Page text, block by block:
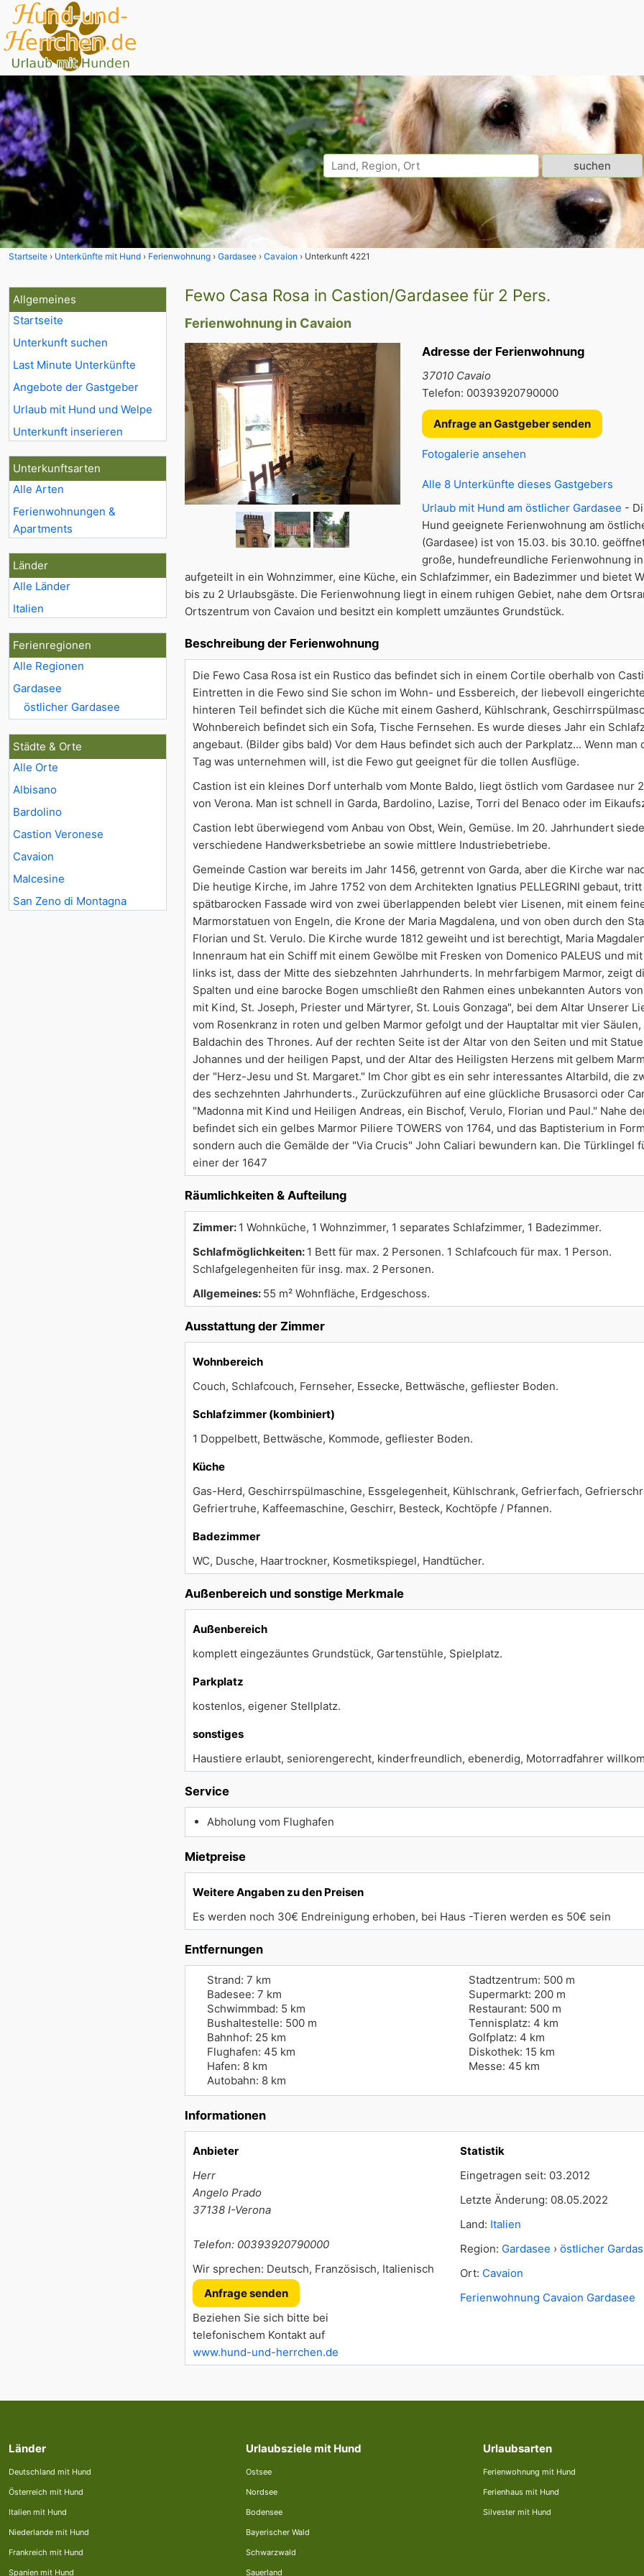
Startseite Unterkünfte mit Hund Ferienwohnung Gardasee Cavaion Unterkunft 4221
Allgemeines
Startseite
Unterkunft suchen
Last Minute Unterkünfte
Angebote der Gastgeber
Urlaub mit Hund und Welpe
Unterkunft inserieren
Unterkunftsarten
Alle Arten
Ferienwohnungen &
Apartments
Länder
Alle Länder
Italien
Ferienregionen
Alle Regionen
Gardasee
östlicher Gardasee
Städte & Orte
Alle Orte
Albisano
Bardolino
Castion Veronese
Cavaion
Malcesine
San Zeno di Montagna
Fewo Casa Rosa in Castion/Gardasee für 2 Pers.
Ferienwohnung in Cavaion
Adresse der Ferienwohnung
37010 Cavaio
Telefon: 00393920790000
Anfrage an Gastgeber senden
Fotogalerie ansehen
Alle 8 Unterkünfte dieses Gastgebers
Urlaub mit Hund am östlicher Gardasee -
Hund geeignete Ferienwohnung am
(Gardasee) ist von 15.03. bis 30.10.
große, hundefreundliche Ferienwohnung
aufgeteilt in ein Wohnzimmer, eine Küche, ein Schlafzimmer, ein Badezimmer und bietet
bis zu 2 Urlaubsgäste. Die Ferienwohnung liegt in einem ruhigen Gebiet, nahe dem
Ortszentrum von Cavaion und besitzt ein komplett umzäuntes Grundstück.
Beschreibung der Ferienwohnung
Die Fewo Casa Rosa ist ein Rustico das befindet sich in einem Cortile oberhalb von
Eintretten in die Fewo sind Sie schon im Wohn- und Essbereich, der liebevoll
hinteren Teil befindet sich die Küche mit einem Gasherd, Kühlschrank,
Wohnbereich befindet sich ein Sofa, Tische Fernsehen. Es wurde dieses Jahr ein
angebaut. (Bilder gibs bald) Vor dem Haus befindet sich auch der Parkplatz... Wenn man
Tag was unternehmen will, ist die Fewo gut geeignet für die tollen Ausflüge.
Castion ist ein kleines Dorf unterhalb vom Monte Baldo, liegt östlich vom Gardasee nur
von Verona. Man ist schnell in Garda, Bardolino, Lazise, Torri del Benaco oder im
Castion lebt überwiegend vom Anbau von Obst, Wein, Gemüse. Im 20. Jahrhundert
verschiedene Handwerksbetriebe an sowie mittlere Industriebetriebe.
Gemeinde Castion war bereits im Jahr 1456, getrennt von Garda, aber die Kirche war
Die heutige Kirche, im Jahre 1752 von dem Architekten Ignatius PELLEGRINI gebaut,
spätbarocken Fassade wird von zwei überlappenden belebt vier Lisenen, mit einem
Marmorstatuen von Engeln, die Krone der Maria Magdalena, und von oben durch den
Florian und St. Verulo. Die Kirche wurde 1812 geweiht und ist berechtigt, Maria
Innenraum hat ein Schiff mit einem Gewölbe mit Fresken von Domenico PALEUS und
links ist, dass der Mitte des siebzehnten Jahrhunderts. In mehrfarbigem Marmor, zeigt
Spalten und eine barocke Bogen umschließt den Rahmen eines unbekannten Autors
mit Kind, St. Joseph, Priester und Märtyrer, St. Louis Gonzaga", bei dem Altar Unserer
vom Rosenkranz in roten und gelben Marmor gefolgt und der Hauptaltar mit vier
Baldachin des Thrones. Auf der rechten Seite ist der Altar von den Seiten und mit
Johannes und der heiligen Papst, und der Altar des Heiligsten Herzens mit gelbem
der "Herz-Jesu und St. Margaret." Im Chor gibt es ein sehr interessantes Altarbild, die
des sechzehnten Jahrhunderts., Zurückzuführen auf eine glückliche Brusasorci oder
"Madonna mit Kind und Heiligen Andreas, ein Bischof, Verulo, Florian und Paul." Nahe
befindet sich ein gelbes Marmor Piliere TOWERS von 1764, und das Baptisterium in
sondern auch die Gemälde der "Via Crucis" John Caliari bewundern kan. Die Türklingel
einer der 1647
Räumlichkeiten & Aufteilung
Zimmer: 1 Wohnküche, 1 Wohnzimmer, 1 separates Schlafzimmer, 1 Badezimmer.
Schlafmöglichkeiten: 1 Bett für max. 2 Personen. 1 Schlafcouch für max. 1 Person.
Schlafgelegenheiten für insg. max. 2 Personen.
Allgemeines: 55 m² Wohnfläche, Erdgeschoss.
Ausstattung der Zimmer
Wohnbereich
Couch, Schlafcouch, Fernseher, Essecke, Bettwäsche, gefliester Boden.
Schlafzimmer (kombiniert)
1 Doppelbett, Bettwäsche, Kommode, gefliester Boden.
Küche
Gas-Herd, Geschirrspülmaschine, Essgelegenheit, Kühlschrank, Gefrierfach,
Gefriertruhe, Kaffeemaschine, Geschirr, Besteck, Kochtöpfe / Pfannen.
Badezimmer
WC, Dusche, Haartrockner, Kosmetikspiegel, Handtücher.
Außenbereich und sonstige Merkmale
Außenbereich
komplett eingezäuntes Grundstück, Gartenstühle, Spielplatz.
Parkplatz
kostenlos, eigener Stellplatz.
sonstiges
Haustiere erlaubt, seniorengerecht, kinderfreundlich, ebenerdig, Motorradfahrer
Service
Abholung vom Flughafen
Mietpreise
Weitere Angaben zu den Preisen
Es werden noch 30€ Endreinigung erhoben, bei Haus -Tieren werden es 50€ sein
Entfernungen
Strand: 7 km
Badesee: 7 km
Schwimmbad: 5 km
Bushaltestelle: 500 m
Bahnhof: 25 km
Flughafen: 45 km
Hafen: 8 km
Autobahn: 8 km
Stadtzentrum: 500 m
Supermarkt: 200 m
Restaurant: 500 m
Tennisplatz: 4 km
Golfplatz: 4 km
Diskothek: 15 km
Messe: 45 km
Informationen
Anbieter
Herr
Angelo Prado
37138 I-Verona
Telefon: 00393920790000
Wir sprechen: Deutsch, Französisch, Italienisch
Anfrage senden
Beziehen Sie sich bitte bei
telefonischem Kontakt auf
www.hund-und-herrchen.de
Statistik
Eingetragen seit: 03.2012
Letzte Änderung: 08.05.2022
Land: Italien
Region: Gardasee › östlicher
Ort: Cavaion
Ferienwohnung Cavaion Gardasee
Länder
Deutschland mit Hund
Österreich mit Hund
Italien mit Hund
Niederlande mit Hund
Frankreich mit Hund
Spanien mit Hund
Urlaubsziele mit Hund
Ostsee
Nordsee
Bodensee
Bayerischer Wald
Schwarzwald
Sauerland
Urlaubsarten
Ferienwohnung mit Hund
Ferienhaus mit Hund
Silvester mit Hund